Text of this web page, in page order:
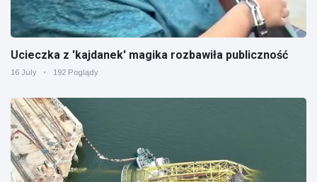
Ucieczka z 'kajdanek' magika rozbawiła publiczność
16 July 192 Poglądy